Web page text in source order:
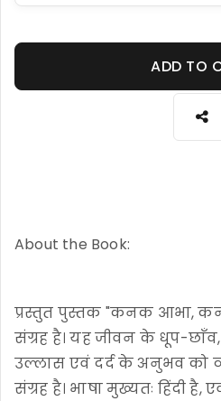
ADD TO
About the Book:
प्रस्तुत पुस्तक "कनक आभा,
संग्रह है। यह जीवन के धूप-छाँव,
उल्लास एवं दर्द के अनुभव को
संग्रह है। भाषा मुख्यतः हिंदी